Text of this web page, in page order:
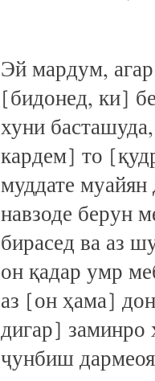
Эй мардум,
[бидонед, ки]
хуни
кардем] то
муддате
навзоде берун
бирасед ва аз
он қадар умр
аз [он ҳама]
дигар]
ҷунбиш